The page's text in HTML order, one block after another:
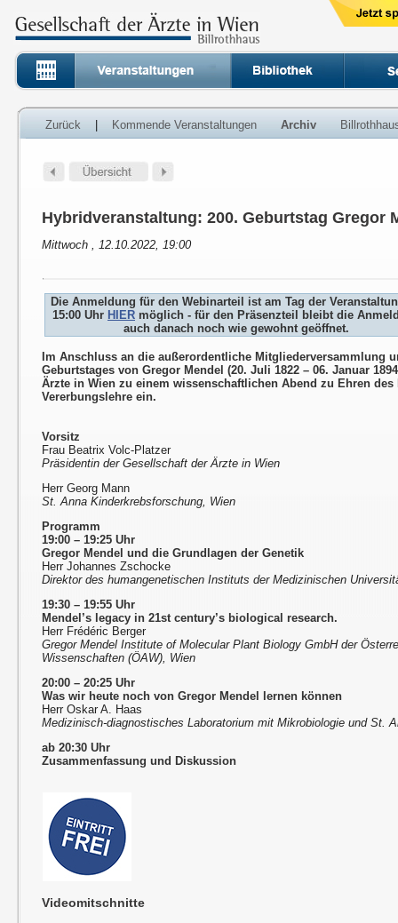
Zurück Kommende Veranstaltungen Archiv
Hybridveranstaltung: 200. Geburtstag Gregor
Mittwoch , 12.10.2022, 19:00
Die Anmeldung für den Webinarteil ist am Tag der
15:00 Uhr HIER möglich - für den Präsenzteil bleibt die
auch danach noch wie gewohnt geöffnet.
Im Anschluss an die außerordentliche Mitgliederversammlung
Geburtstages von Gregor Mendel (20. Juli 1822 – 06. Januar
Ärzte in Wien zu einem wissenschaftlichen Abend zu Ehren des
Vererbungslehre ein.
Vorsitz
Frau Beatrix Volc-Platzer
Präsidentin der Gesellschaft der Ärzte in Wien
Herr Georg Mann
St. Anna Kinderkrebsforschung, Wien
Programm
19:00 – 19:25 Uhr
Gregor Mendel und die Grundlagen der Genetik
Herr Johannes Zschocke
Direktor des humangenetischen Instituts der Medizinischen
19:30 – 19:55 Uhr
Mendel’s legacy in 21st century’s biological research.
Herr Frédéric Berger
Gregor Mendel Institute of Molecular Plant Biology GmbH der
Wissenschaften (ÖAW), Wien
20:00 – 20:25 Uhr
Was wir heute noch von Gregor Mendel lernen können
Herr Oskar A. Haas
Medizinisch-diagnostisches Laboratorium mit Mikrobiologie und St.
ab 20:30 Uhr
Zusammenfassung und Diskussion
Videomitschnitte